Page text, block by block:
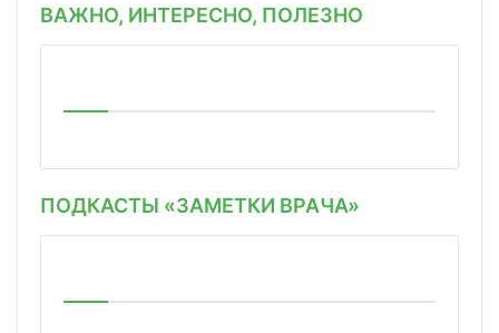
ВАЖНО, ИНТЕРЕСНО, ПОЛЕЗНО
ПОДКАСТЫ «ЗАМЕТКИ ВРАЧА»